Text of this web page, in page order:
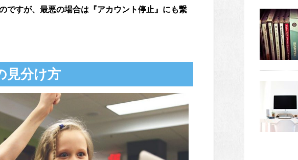
ですが、最悪の場合は『アカウント停止』にも繋
見分け方